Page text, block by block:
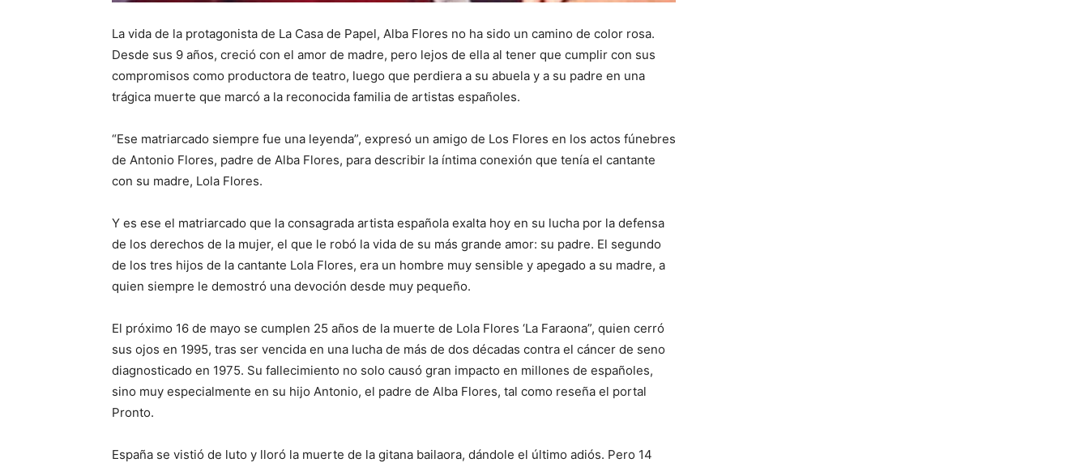
La vida de la protagonista de La Casa de Papel, Alba Flores no ha sido un camino de color rosa.
Desde sus 9 años, creció con el amor de madre, pero lejos de ella al tener que cumplir con sus
compromisos como productora de teatro, luego que perdiera a su abuela y a su padre en una
trágica muerte que marcó a la reconocida familia de artistas españoles.
“Ese matriarcado siempre fue una leyenda”, expresó un amigo de Los Flores en los actos fúnebres
de Antonio Flores, padre de Alba Flores, para describir la íntima conexión que tenía el cantante
con su madre, Lola Flores.
Y es ese el matriarcado que la consagrada artista española exalta hoy en su lucha por la defensa
de los derechos de la mujer, el que le robó la vida de su más grande amor: su padre. El segundo
de los tres hijos de la cantante Lola Flores, era un hombre muy sensible y apegado a su madre, a
quien siempre le demostró una devoción desde muy pequeño.
El próximo 16 de mayo se cumplen 25 años de la muerte de Lola Flores ‘La Faraona”, quien cerró
sus ojos en 1995, tras ser vencida en una lucha de más de dos décadas contra el cáncer de seno
diagnosticado en 1975. Su fallecimiento no solo causó gran impacto en millones de españoles,
sino muy especialmente en su hijo Antonio, el padre de Alba Flores, tal como reseña el portal
Pronto.
España se vistió de luto y lloró la muerte de la gitana bailaora, dándole el último adiós. Pero 14